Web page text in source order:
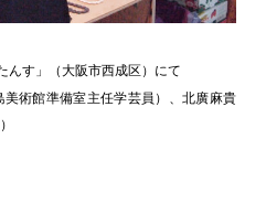
んす」（大阪市西成区）にて
術館準備室主任学芸員）、北廣麻貴